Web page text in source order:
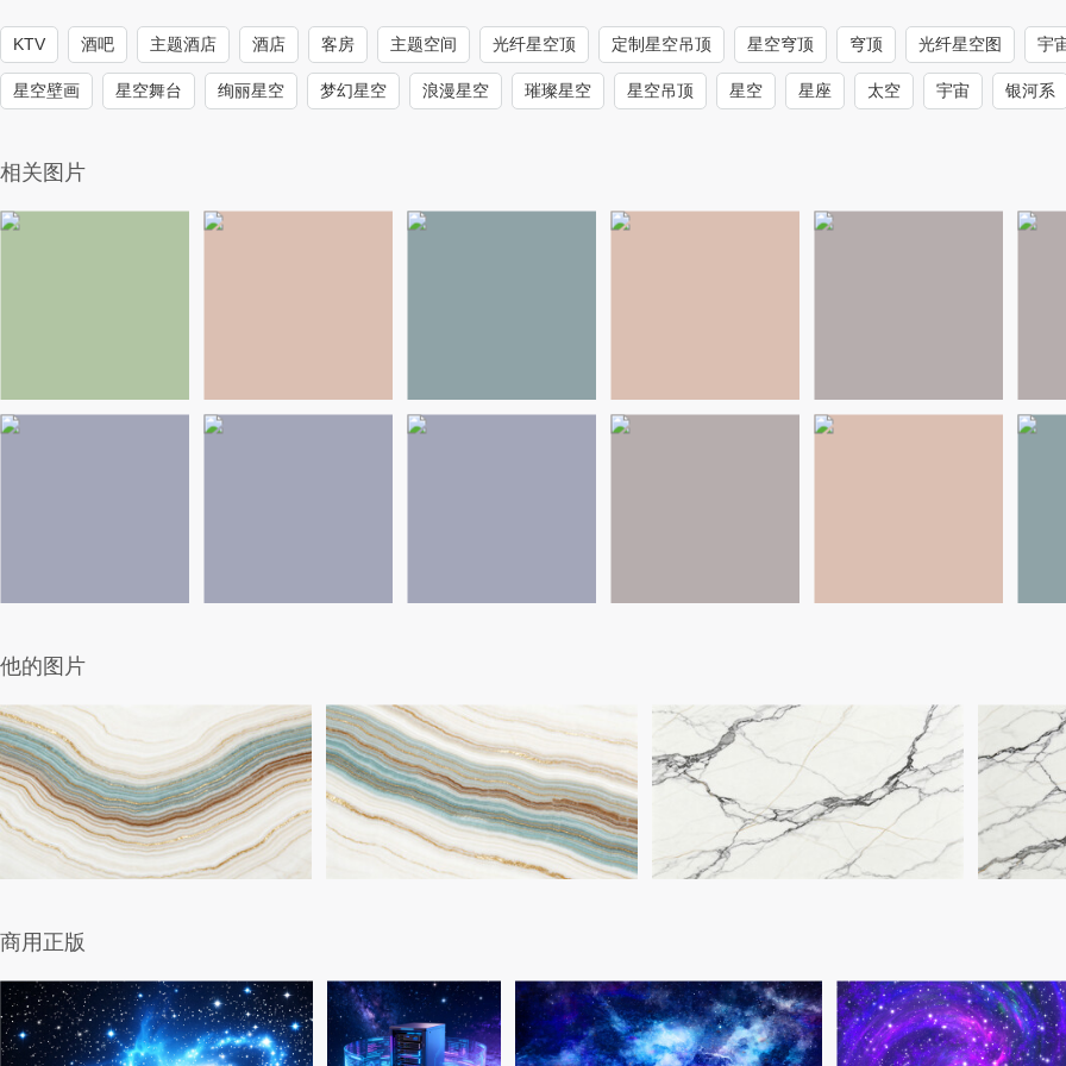
KTV 酒吧 主题酒店 酒店 客房 主题空间 光纤星空顶 定制星空吊顶 星空穹顶 穹顶 光纤星空图 宇
星空壁画 星空舞台 绚丽星空 梦幻星空 浪漫星空 璀璨星空 星空吊顶 星空 星座 太空 宇宙 银河系
相关图片
他的图片
商用正版